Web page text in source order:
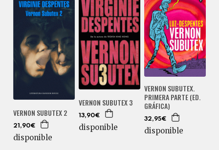
VERNON SUBUTEX 2
21,90€
disponible
VERNON SUBUTEX 3
13,90€
disponible
VERNON SUBUTEX.
PRIMERA PARTE (ED.
GRÁFICA)
32,95€
disponible